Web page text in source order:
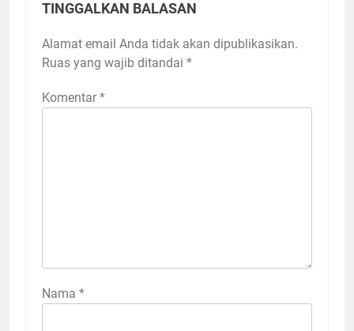
TINGGALKAN BALASAN
Alamat email Anda tidak akan dipublikasikan.
Ruas yang wajib ditandai *
Komentar *
Nama *